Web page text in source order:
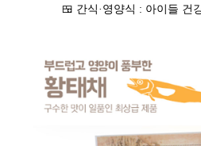
🍱 간식·영양식 : 아이들 건